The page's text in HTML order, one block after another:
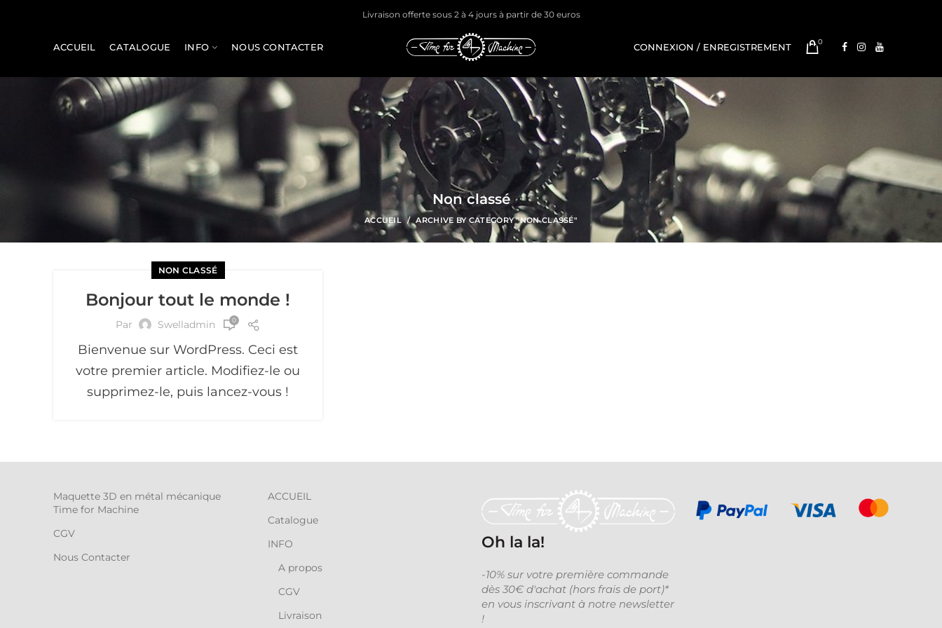
Livraison offerte sous 2 à 4 jours à partir de 30 euros
ACCUEIL CATALOGUE INFO NOUS CONTACTER CONNEXION / ENREGISTREMENT 0
Non classé
ACCUEIL ARCHIVE BY CATEGORY "NON CLASSÉ"
NON CLASSÉ
Bonjour tout le monde !
Par Swelladmin 0
Bienvenue sur WordPress. Ceci est
votre premier article. Modifiez-le ou
supprimez-le, puis lancez-vous !
Maquette 3D en métal mécanique
Time for Machine
CGV
Nous Contacter
ACCUEIL
Catalogue
INFO
A propos
CGV
Livraison
Oh la la!
-10% sur votre première commande
dès 30€ d'achat (hors frais de port)*
en vous inscrivant à notre newsletter
!